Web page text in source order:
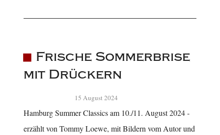
Frische Sommerbrise
mit Drückern
15 August 2024
Hamburg Summer Classics am 10./11. August 2024 -
erzählt von Tommy Loewe, mit Bildern vom Autor und